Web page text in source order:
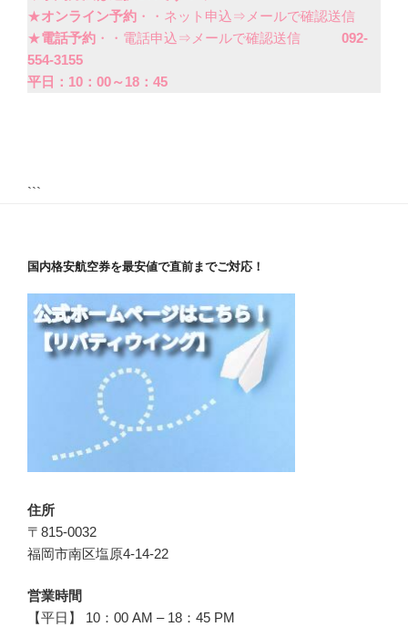
★オンライン予約 ・・ネット申込⇒メールで確認送信
★電話予約 ・・電話申込⇒メールで確認送信 092-
554-3155
平日：10：00～18：45
```
国内格安航空券を最安値で直前までご対応！
住所
〒815-0032
福岡市南区塩原4-14-22
営業時間
【平日】 10：00 AM – 18：45 PM